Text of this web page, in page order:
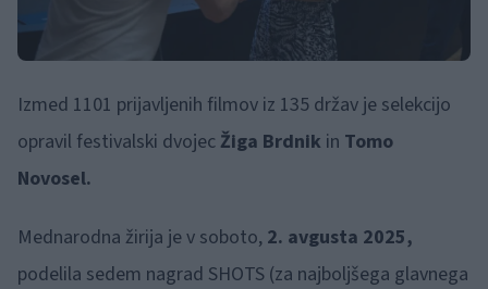
Izmed 1101 prijavljenih filmov iz 135 držav je selekcijo
opravil festivalski dvojec Žiga Brdnik in Tomo
Novosel.
Mednarodna žirija je v soboto, 2. avgusta 2025,
podelila sedem nagrad SHOTS (za najboljšega glavnega